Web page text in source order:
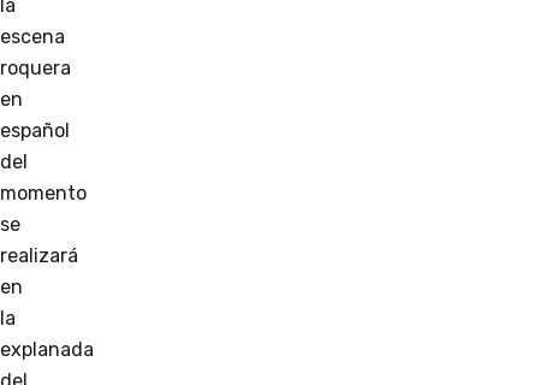
la
escena
roquera
en
español
del
momento
se
realizará
en
la
explanada